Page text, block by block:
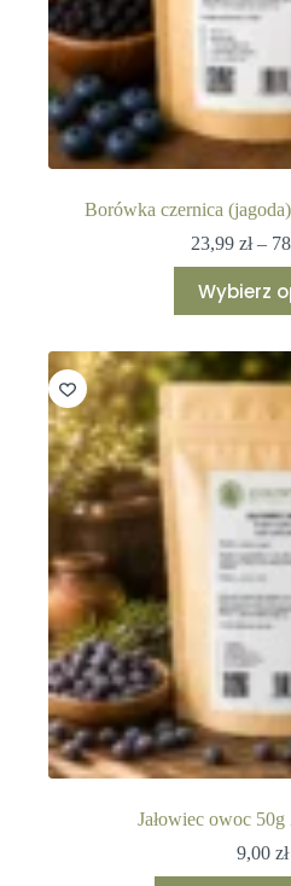
Borówka czernica
23,99zł –
Wybierz
ma
Jałowiec owoc
9,00 zł